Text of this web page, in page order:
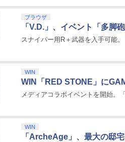
ブラウザ
「V.D.」、イベント「多脚
スナイパー用R＋武器を入手可能
WIN
WIN「RED STONE」に
メディアコラボイベントを開始。
WIN
「ArcheAge」、最大の邸